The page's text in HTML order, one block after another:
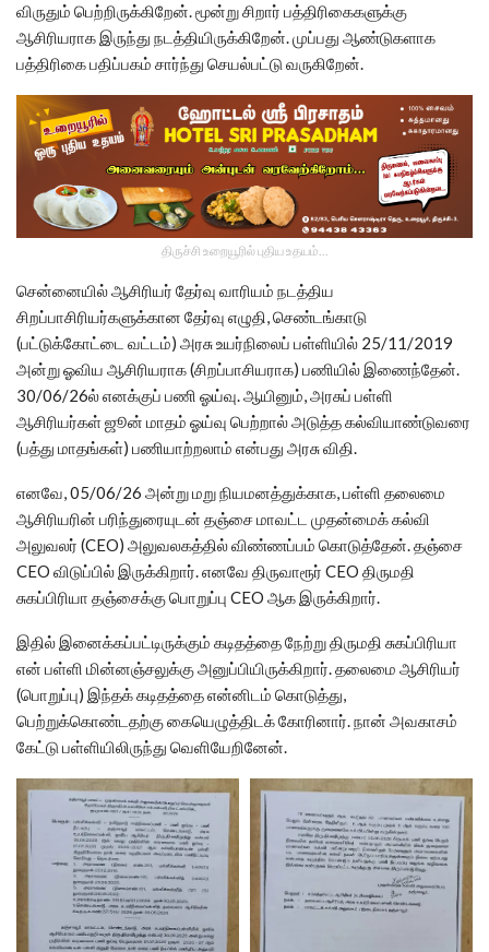
விருதும் பெற்றிருக்கிறேன். மூன்று சிறார் பத்திரிகைகளுக்கு
ஆசிரியராக இருந்து நடத்தியிருக்கிறேன். முப்பது ஆண்டுகளாக
பத்திரிகை பதிப்பகம் சார்ந்து செயல்பட்டு வருகிறேன்.
திருச்சி உறையூரில் புதிய உதயம்...
சென்னையில் ஆசிரியர் தேர்வு வாரியம் நடத்திய
சிறப்பாசிரியர்களுக்கான தேர்வு எழுதி, செண்டங்காடு
(பட்டுக்கோட்டை வட்டம்) அரசு உயர்நிலைப் பள்ளியில் 25/11/2019
அன்று ஓவிய ஆசிரியராக (சிறப்பாசியராக) பணியில் இணைந்தேன்.
30/06/26ல் எனக்குப் பணி ஓய்வு. ஆயினும், அரசுப் பள்ளி
ஆசிரியர்கள் ஜூன் மாதம் ஓய்வு பெற்றால் அடுத்த கல்வியாண்டுவரை
(பத்து மாதங்கள்) பணியாற்றலாம் என்பது அரசு விதி.
எனவே, 05/06/26 அன்று மறு நியமனத்துக்காக, பள்ளி தலைமை
ஆசிரியரின் பரிந்துரையுடன் தஞ்சை மாவட்ட முதன்மைக் கல்வி
அலுவலர் (CEO) அலுவலகத்தில் விண்ணப்பம் கொடுத்தேன். தஞ்சை
CEO விடுப்பில் இருக்கிறார். எனவே திருவாரூர் CEO திருமதி
சுகப்பிரியா தஞ்சைக்கு பொறுப்பு CEO ஆக இருக்கிறார்.
இதில் இனைக்கப்பட்டிருக்கும் கடிதத்தை நேற்று திருமதி சுகப்பிரியா
என் பள்ளி மின்னஞ்சலுக்கு அனுப்பியிருக்கிறார். தலைமை ஆசிரியர்
(பொறுப்பு) இந்தக் கடிதத்தை என்னிடம் கொடுத்து,
பெற்றுக்கொண்டதற்கு கையெழுத்திடக் கோரினார். நான் அவகாசம்
கேட்டு பள்ளியிலிருந்து வெளியேறினேன்.